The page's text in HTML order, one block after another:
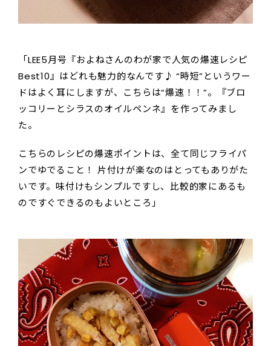
「LEE5月号『およねさんのわが家で人気の爆速レシピ
Best10』はどれも魅力的なんです♪ “時短”というワー
ドはよく耳にしますが、こちらは“爆速！！”。『ブロ
ッコリーとシラスのオイルペンネ』を作ってみまし
た。
こちらのレシピの爆速ポイントは、全て同じフライパ
ンでゆでること！ 片付けが楽なのはとってもありがた
いです。味付けもシンプルですし、比較的家にあるも
のですぐできるのもよいところ」